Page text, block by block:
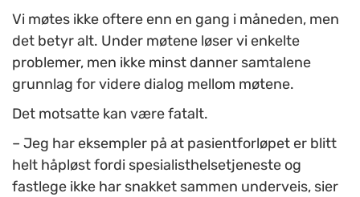
Vi møtes ikke oftere enn en gang i måneden, men
det betyr alt. Under møtene løser vi enkelte
problemer, men ikke minst danner samtalene
grunnlag for videre dialog mellom møtene.
Det motsatte kan være fatalt.
– Jeg har eksempler på at pasientforløpet er blitt
helt håpløst fordi spesialisthelsetjeneste og
fastlege ikke har snakket sammen underveis, sier